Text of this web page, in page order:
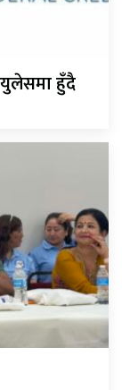
युलेसमा हुँदै